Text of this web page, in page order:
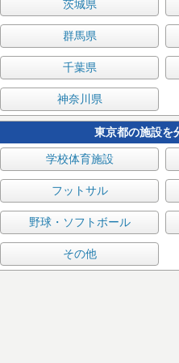
茨城県
群馬県
千葉県
神奈川県
東京都の施設を
学校体育施設
フットサル
野球・ソフトボール
その他